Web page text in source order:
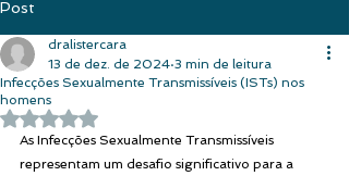
Post
Infecções Sexualmente Transmissíveis (ISTs) nos
homens
dralistercara
13 de dez. de 2024 3 min de leitura
Avaliado com NaN de 5 estrelas.
As Infecções Sexualmente Transmissíveis
representam um desafio significativo para a